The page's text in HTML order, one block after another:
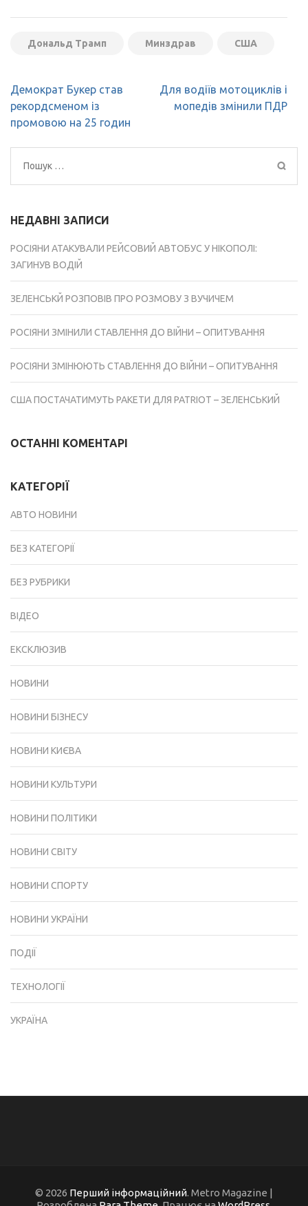
Дональд Трамп Минздрав США
Навігація
записів
Демократ Букер став
рекордсменом із
промовою на 25 годин
Для водіїв мотоциклів і
мопедів змінили ПДР
Пошук:
НЕДАВНІ ЗАПИСИ
РОСІЯНИ АТАКУВАЛИ РЕЙСОВИЙ АВТОБУС У НІКОПОЛІ:
ЗАГИНУВ ВОДІЙ
ЗЕЛЕНСЬКЙ РОЗПОВІВ ПРО РОЗМОВУ З ВУЧИЧЕМ
РОСІЯНИ ЗМІНИЛИ СТАВЛЕННЯ ДО ВІЙНИ – ОПИТУВАННЯ
РОСІЯНИ ЗМІНЮЮТЬ СТАВЛЕННЯ ДО ВІЙНИ – ОПИТУВАННЯ
США ПОСТАЧАТИМУТЬ РАКЕТИ ДЛЯ PATRIOT – ЗЕЛЕНСЬКИЙ
ОСТАННІ КОМЕНТАРІ
КАТЕГОРІЇ
АВТО НОВИНИ
БЕЗ КАТЕГОРІЇ
БЕЗ РУБРИКИ
ВІДЕО
ЕКСКЛЮЗИВ
НОВИНИ
НОВИНИ БІЗНЕСУ
НОВИНИ КИЄВА
НОВИНИ КУЛЬТУРИ
НОВИНИ ПОЛІТИКИ
НОВИНИ СВІТУ
НОВИНИ СПОРТУ
НОВИНИ УКРАЇНИ
ПОДІЇ
ТЕХНОЛОГІЇ
УКРАЇНА
© 2026 Перший інформаційний. Metro Magazine |